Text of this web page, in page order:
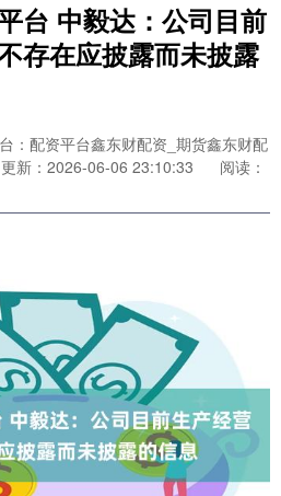
台 中毅达：公司目前
存在应披露而未披露
：配资平台鑫东财配资_期货鑫东财配
更新：2026-06-06 23:10:33
阅读：